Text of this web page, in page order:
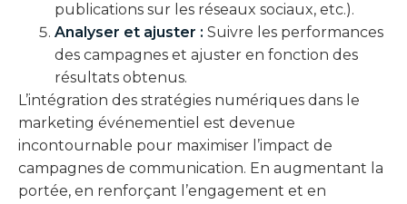
publications sur les réseaux sociaux, etc.).
Analyser et ajuster : Suivre les performances
des campagnes et ajuster en fonction des
résultats obtenus.
L’intégration des stratégies numériques dans le
marketing événementiel est devenue
incontournable pour maximiser l’impact de
campagnes de communication. En augmentant la
portée, en renforçant l’engagement et en